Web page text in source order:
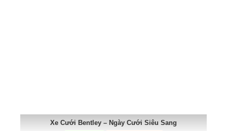
Xe Cưới Bentley – Ngày Cưới Siêu Sang